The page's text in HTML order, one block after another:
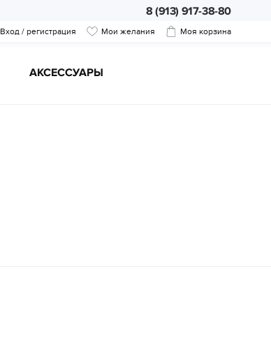
Вход / регистрация Мои желания Моя корзина
АКСЕССУАРЫ
8 (913) 917-38-80